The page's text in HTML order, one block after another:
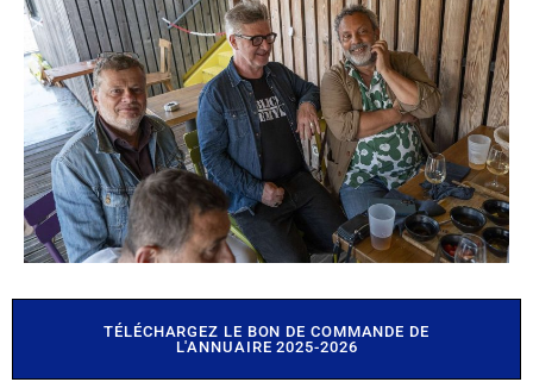
TÉLÉCHARGEZ LE BON DE COMMANDE DE
L'ANNUAIRE 2025-2026